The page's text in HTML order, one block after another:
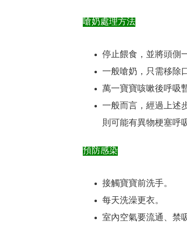
嗆奶處理方法
停止餵食，並將頭側
一般嗆奶，只需移除
萬一寶寶咳嗽後呼吸
一般而言，經過上述
則可能有異物梗塞呼
預防感染
接觸寶寶前洗手。
每天洗澡更衣。
室內空氣要流通、禁